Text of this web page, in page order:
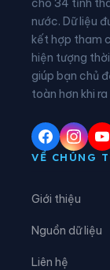
Phường
Phường Vị
Phường Vĩnh
Xã An Lạc
Xã An Thạnh
cho 34 tỉnh
nước. Dữ liệu
kết hợp tham
hiện tượng
giúp bạn chủ
toàn hơn khi
VỀ CHÚNG
Giới thiệu
Nguồn dữ liệu
Liên hệ